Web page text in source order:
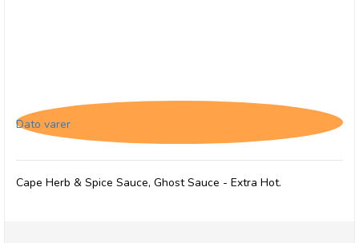
Dato varer
Cape Herb & Spice Sauce, Ghost Sauce - Extra Hot.